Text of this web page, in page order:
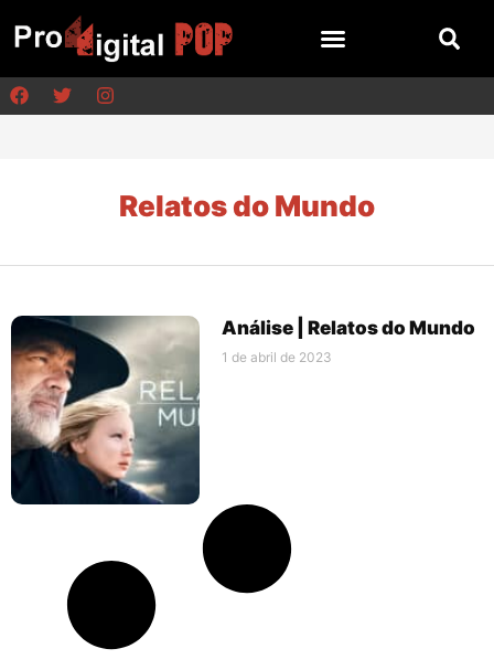
Relatos do Mundo
Análise | Relatos do Mundo
1 de abril de 2023